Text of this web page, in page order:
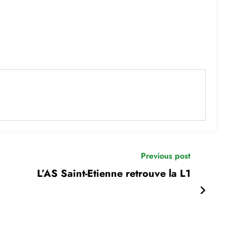
Previous post
L’AS Saint-Etienne retrouve la L1